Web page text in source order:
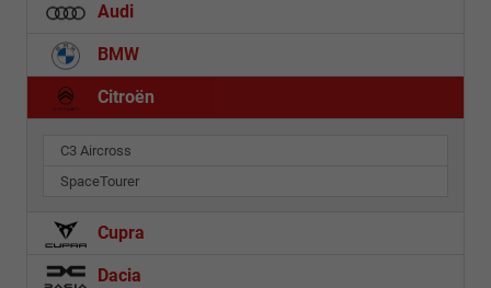
Audi
BMW
Citroën
C3 Aircross
SpaceTourer
Cupra
Dacia